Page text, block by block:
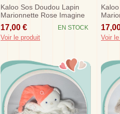
Kaloo Sos Doudou Lapin
Marionnette Rose Imagine
Brille Dans Le Noir
17,00 € EN STOCK
Voir le produit
Brille
Voir